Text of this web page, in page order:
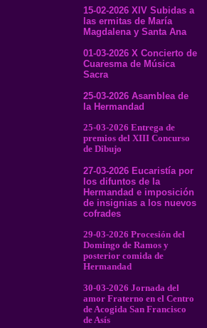
15-02-2026 XIV Subidas a
las ermitas de María
Magdalena y Santa Ana
01-03-2026 X Concierto de
Cuaresma de Música
Sacra
25-03-2026 Asamblea de
la Hermandad
25-03-2026 Entrega de
premios del XIII Concurso
de Dibujo
27-03-2026 Eucaristía por
los difuntos de la
Hermandad e imposición
de insignias a los nuevos
cofrades
29-03-2026 Procesión del
Domingo de Ramos y
posterior comida de
Hermandad
30-03-2026 Jornada del
amor Fraterno en el Centro
de Acogida San Francisco
de Asís